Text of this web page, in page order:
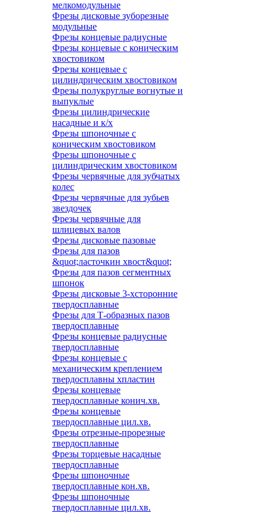
мелкомодульные
Фрезы дисковые зуборезные
модульные
Фрезы концевые радиусные
Фрезы концевые с коническим
хвостовиком
Фрезы концевые с
цилиндрическим хвостовиком
Фрезы полукруглые вогнутые и
выпуклые
Фрезы цилиндрические
насадные и к/х
Фрезы шпоночные с
коническим хвостовиком
Фрезы шпоночные с
цилиндрическим хвостовиком
Фрезы червячные для зубчатых
колес
Фрезы червячные для зубьев
звездочек
Фрезы червячные для
шлицевых валов
Фрезы дисковые пазовые
Фрезы для пазов
&quot;ласточкин хвост&quot;
Фрезы для пазов сегментных
шпонок
Фрезы дисковые 3-хсторонние
твердосплавные
Фрезы для Т-образных пазов
твердосплавные
Фрезы концевые радиусные
твердосплавные
Фрезы концевые с
механическим креплением
твердосплавны хпластин
Фрезы концевые
твердосплавные конич.хв.
Фрезы концевые
твердосплавные цил.хв.
Фрезы отрезные-прорезные
твердосплавные
Фрезы торцевые насадные
твердосплавные
Фрезы шпоночные
твердосплавные кон.хв.
Фрезы шпоночные
твердосплавные цил.хв.